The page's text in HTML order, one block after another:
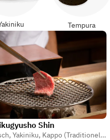
Tempura
Shin
, Yakiniku, Kappo (Traditionelle Japanisch)